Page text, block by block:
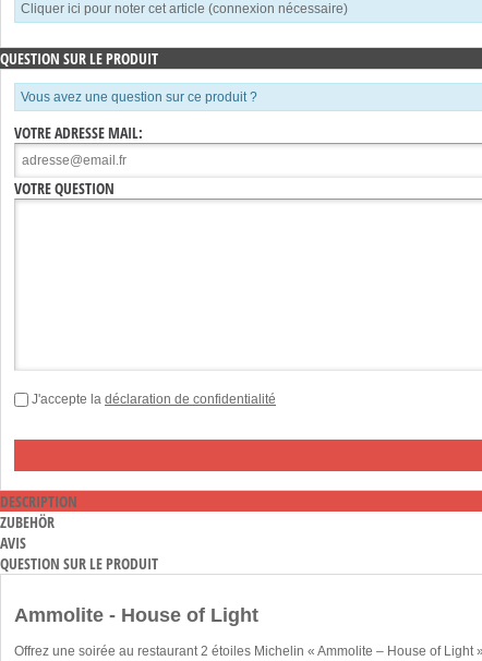
Cliquer ici pour noter cet article (connexion nécessaire)
QUESTION SUR LE PRODUIT
Vous avez une question sur ce produit ?
VOTRE ADRESSE MAIL:
VOTRE QUESTION
J'accepte la déclaration de confidentialité
DESCRIPTION
ZUBEHÖR
AVIS
QUESTION SUR LE PRODUIT
Ammolite - House of Light
Offrez une soirée au restaurant 2 étoiles Michelin « Ammolite – House of